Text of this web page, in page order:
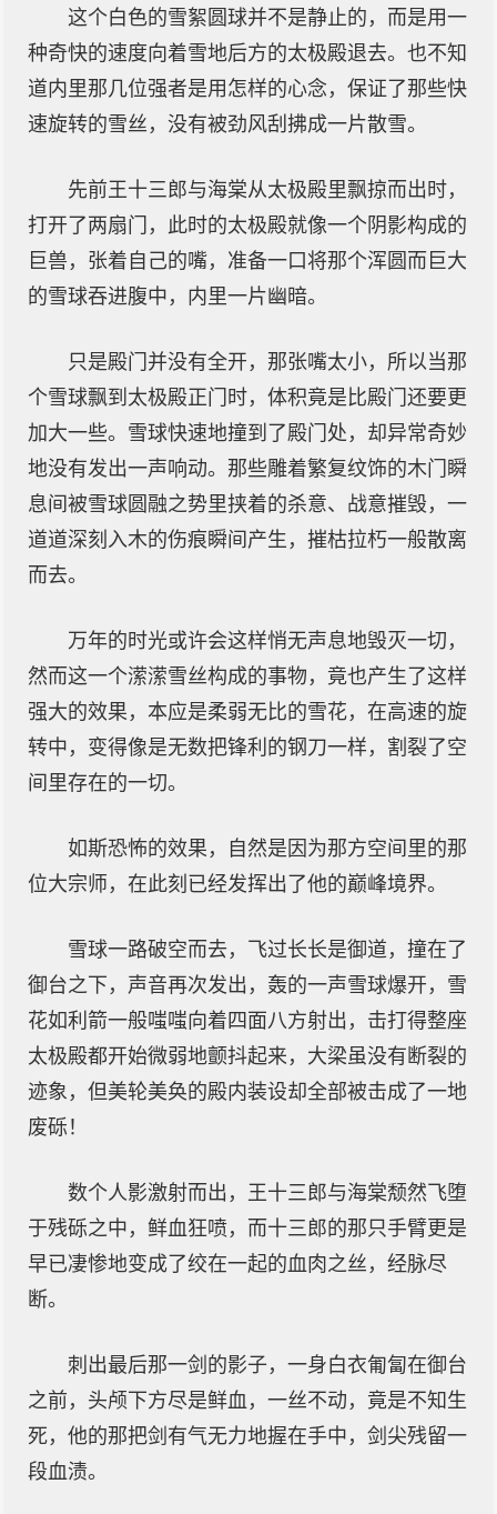
这个白色的雪絮圆球并不是静止的，而是用一
种奇快的速度向着雪地后方的太极殿退去。也不知
道内里那几位强者是用怎样的心念，保证了那些快
速旋转的雪丝，没有被劲风刮拂成一片散雪。
先前王十三郎与海棠从太极殿里飘掠而出时，
打开了两扇门，此时的太极殿就像一个阴影构成的
巨兽，张着自己的嘴，准备一口将那个浑圆而巨大
的雪球吞进腹中，内里一片幽暗。
只是殿门并没有全开，那张嘴太小，所以当那
个雪球飘到太极殿正门时，体积竟是比殿门还要更
加大一些。雪球快速地撞到了殿门处，却异常奇妙
地没有发出一声响动。那些雕着繁复纹饰的木门瞬
息间被雪球圆融之势里挟着的杀意、战意摧毁，一
道道深刻入木的伤痕瞬间产生，摧枯拉朽一般散离
而去。
万年的时光或许会这样悄无声息地毁灭一切，
然而这一个潆潆雪丝构成的事物，竟也产生了这样
强大的效果，本应是柔弱无比的雪花，在高速的旋
转中，变得像是无数把锋利的钢刀一样，割裂了空
间里存在的一切。
如斯恐怖的效果，自然是因为那方空间里的那
位大宗师，在此刻已经发挥出了他的巅峰境界。
雪球一路破空而去，飞过长长是御道，撞在了
御台之下，声音再次发出，轰的一声雪球爆开，雪
花如利箭一般嗤嗤向着四面八方射出，击打得整座
太极殿都开始微弱地颤抖起来，大梁虽没有断裂的
迹象，但美轮美奂的殿内装设却全部被击成了一地
废砾！
数个人影激射而出，王十三郎与海棠颓然飞堕
于残砾之中，鲜血狂喷，而十三郎的那只手臂更是
早已凄惨地变成了绞在一起的血肉之丝，经脉尽
断。
刺出最后那一剑的影子，一身白衣匍匐在御台
之前，头颅下方尽是鲜血，一丝不动，竟是不知生
死，他的那把剑有气无力地握在手中，剑尖残留一
段血渍。